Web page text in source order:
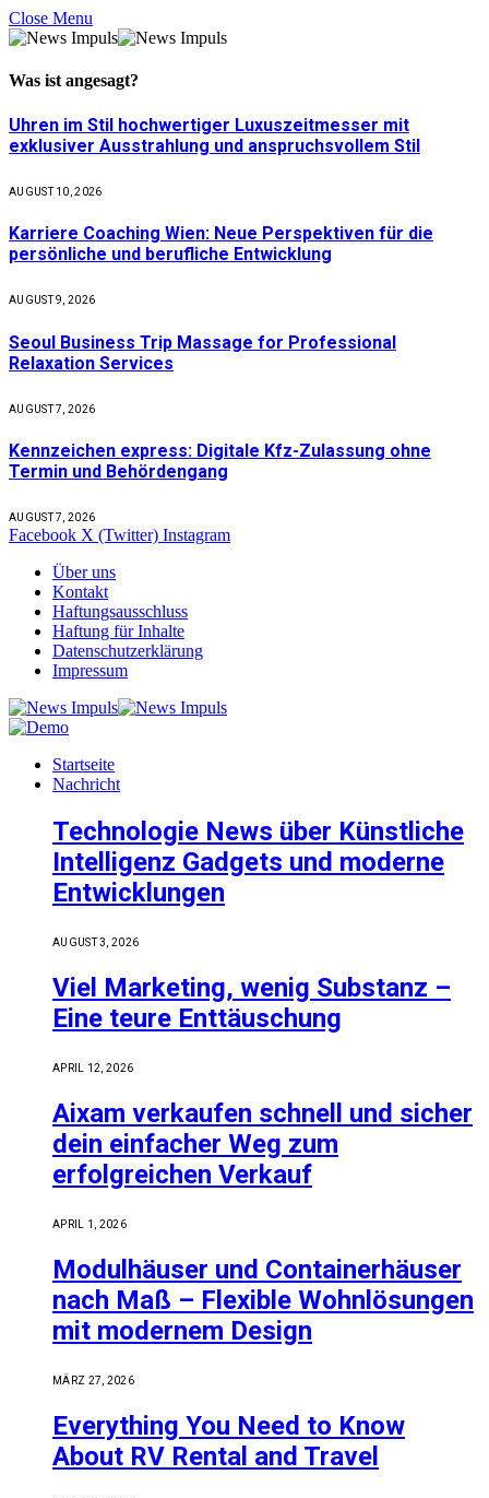
Close Menu
Was ist angesagt?
Uhren im Stil hochwertiger Luxuszeitmesser mit
exklusiver Ausstrahlung und anspruchsvollem Stil
AUGUST 10, 2026
Karriere Coaching Wien: Neue Perspektiven für die
persönliche und berufliche Entwicklung
AUGUST 9, 2026
Seoul Business Trip Massage for Professional
Relaxation Services
AUGUST 7, 2026
Kennzeichen express: Digitale Kfz-Zulassung ohne
Termin und Behördengang
AUGUST 7, 2026
Facebook X (Twitter) Instagram
Über uns
Kontakt
Haftungsausschluss
Haftung für Inhalte
Datenschutzerklärung
Impressum
Startseite
Nachricht
Technologie News über Künstliche
Intelligenz Gadgets und moderne
Entwicklungen
AUGUST 3, 2026
Viel Marketing, wenig Substanz –
Eine teure Enttäuschung
APRIL 12, 2026
Aixam verkaufen schnell und sicher
dein einfacher Weg zum
erfolgreichen Verkauf
APRIL 1, 2026
Modulhäuser und Containerhäuser
nach Maß – Flexible Wohnlösungen
mit modernem Design
MÄRZ 27, 2026
Everything You Need to Know
About RV Rental and Travel